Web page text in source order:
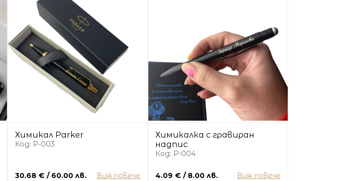
Химикал Parker
Код: P-003
30.68 € / 60.00 лв. Виж повече
Химикалка с гравиран
надпис
Код: P-004
4.09 € / 8.00 лв. Виж повече